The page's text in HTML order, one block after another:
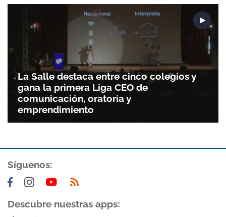
La Salle destaca entre cinco colegios y
gana la primera Liga CEO de
comunicación, oratoria y
emprendimiento
Síguenos:
Descubre nuestras apps: